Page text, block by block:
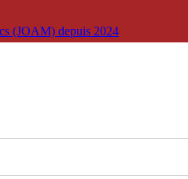
(JOAM) depuis 2024